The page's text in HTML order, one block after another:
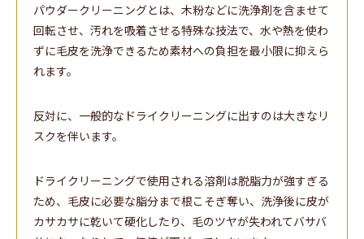
パウダークリーニングとは、木粉などに洗浄剤を含ませて
回転させ、汚れを吸着させる特殊な技法で、水や熱を使わ
ずに毛皮を洗浄できるため素材への負担を最小限に抑えら
れます。
反対に、一般的なドライクリーニングに出すのは大きなリ
スクを伴います。
ドライクリーニングで使用される溶剤は脱脂力が強すぎる
ため、毛皮に必要な脂分まで根こそぎ奪い、洗浄後に皮が
カサカサに乾いて硬化したり、毛のツヤが失われてバサバ